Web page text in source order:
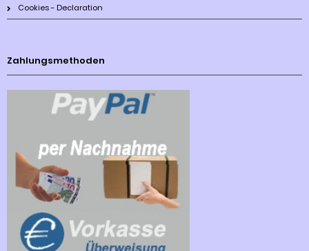
Cookies - Declaration
Zahlungsmethoden